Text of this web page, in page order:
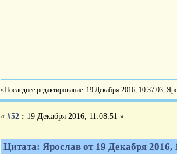
«Последнее редактирование: 19 Декабря 2016, 10:37:03,
« #52 : 19 Декабря 2016, 11:08:51 »
Цитата: Ярослав от 19 Декабря 2016,